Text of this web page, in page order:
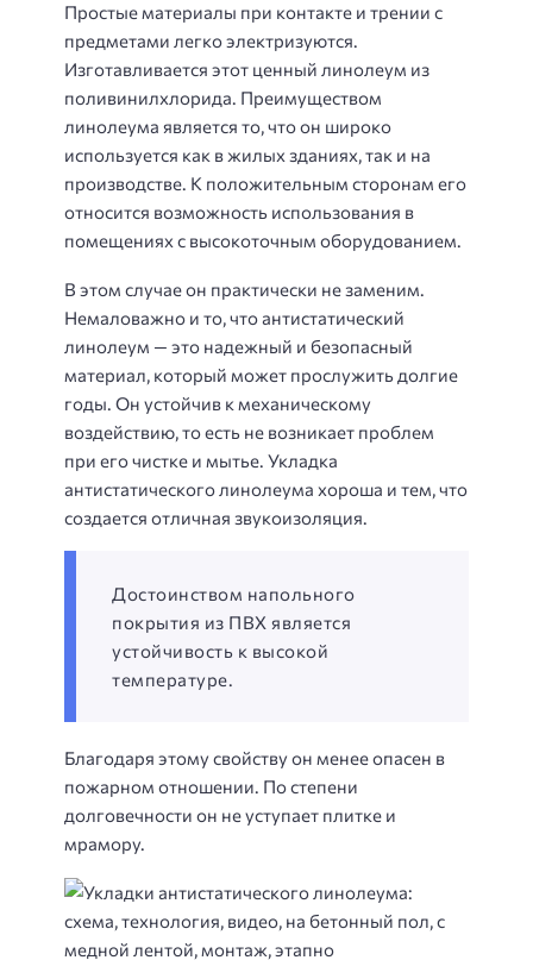
Простые материалы при контакте и трении с
предметами легко электризуются.
Изготавливается этот ценный линолеум из
поливинилхлорида. Преимуществом
линолеума является то, что он широко
используется как в жилых зданиях, так и на
производстве. К положительным сторонам его
относится возможность использования в
помещениях с высокоточным оборудованием.
В этом случае он практически не заменим.
Немаловажно и то, что антистатический
линолеум — это надежный и безопасный
материал, который может прослужить долгие
годы. Он устойчив к механическому
воздействию, то есть не возникает проблем
при его чистке и мытье. Укладка
антистатического линолеума хороша и тем, что
создается отличная звукоизоляция.
Достоинством напольного
покрытия из ПВХ является
устойчивость к высокой
температуре.
Благодаря этому свойству он менее опасен в
пожарном отношении. По степени
долговечности он не уступает плитке и
мрамору.